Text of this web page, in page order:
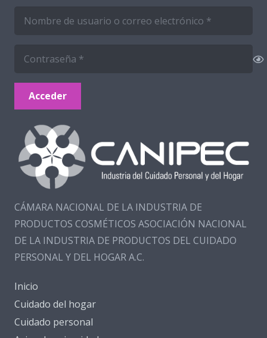
Acceder
CÁMARA NACIONAL DE LA INDUSTRIA DE
PRODUCTOS COSMÉTICOS ASOCIACIÓN NACIONAL
DE LA INDUSTRIA DE PRODUCTOS DEL CUIDADO
PERSONAL Y DEL HOGAR A.C.
Inicio
Cuidado del hogar
Cuidado personal